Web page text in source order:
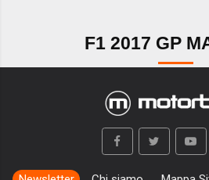
F1 2017 GP